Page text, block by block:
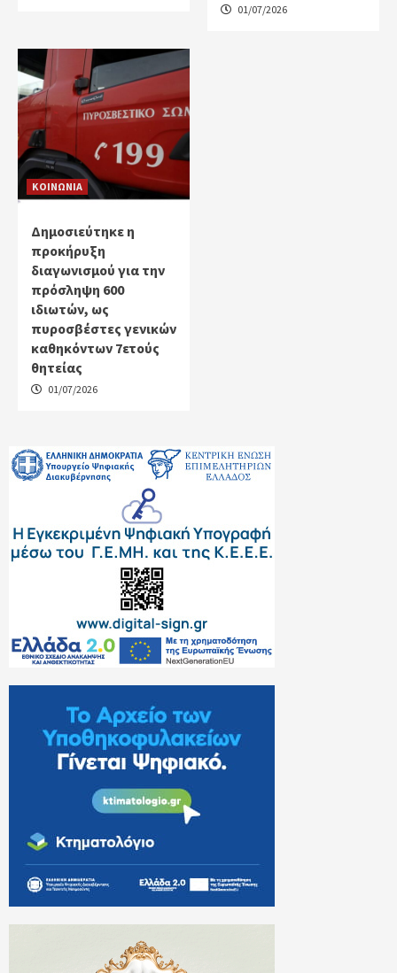
01/07/2026
ΚΟΙΝΩΝΙΑ
Δημοσιεύτηκε η
προκήρυξη
διαγωνισμού για την
πρόσληψη 600
ιδιωτών, ως
πυροσβέστες γενικών
καθηκόντων 7ετούς
θητείας
01/07/2026